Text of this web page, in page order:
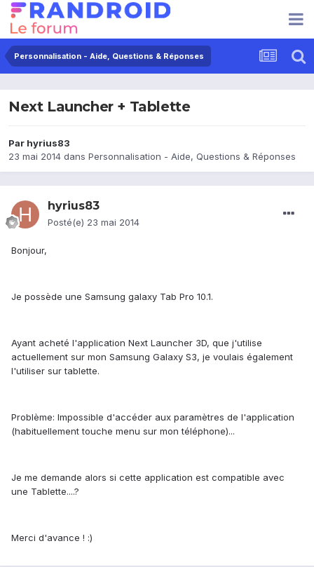
Personnalisation - Aide, Questions & Réponses
Next Launcher + Tablette
Par hyrius83
23 mai 2014 dans Personnalisation - Aide, Questions & Réponses
hyrius83
Posté(e) 23 mai 2014
Bonjour,
Je possède une Samsung galaxy Tab Pro 10.1.
Ayant acheté l'application Next Launcher 3D, que j'utilise
actuellement sur mon Samsung Galaxy S3, je voulais également
l'utiliser sur tablette.
Problème: Impossible d'accéder aux paramètres de l'application
(habituellement touche menu sur mon téléphone)...
Je me demande alors si cette application est compatible avec
une Tablette....?
Merci d'avance ! :)